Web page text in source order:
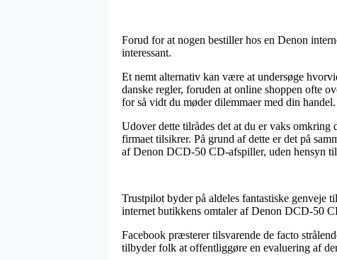
Forud for at nogen bestiller hos en Denon
interessant.
Et nemt alternativ kan være at undersøge
danske regler, foruden at online shoppen ofte
for så vidt du møder dilemmaer med din handel.
Udover dette tilrådes det at du er vaks
firmaet tilsikrer. På grund af dette er det på
af Denon DCD-50 CD-afspiller, uden hensyn
Trustpilot byder på aldeles fantastiske genveje
internet butikkens omtaler af Denon DCD-50
Facebook præsterer tilsvarende de facto
tilbyder folk at offentliggøre en evaluering af